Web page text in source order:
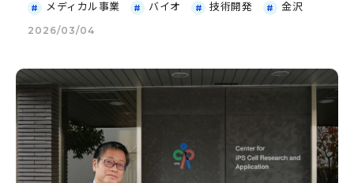
メディカル事業 バイオ 技術開発 金沢
2026/03/04